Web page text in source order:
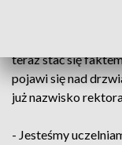
teraz stać się
pojawi się nad
już nazwisko
- Jesteśmy